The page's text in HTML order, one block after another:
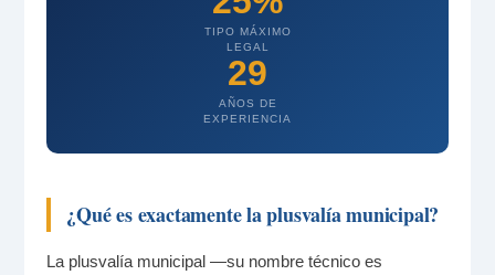
TIPO MÁXIMO
LEGAL
29
AÑOS DE
EXPERIENCIA
¿Qué es exactamente la plusvalía municipal?
La plusvalía municipal —su nombre técnico es